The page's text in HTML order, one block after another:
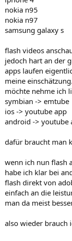
nokia n95
nokia n97
samsung galaxy s
flash videos
jedoch hart an der
apps laufen
meine
möchte nehme ich
symbian -> emtube
ios -> youtube app
android -> youtube
dafür braucht man
wenn ich nun flash
habe ich klar bei
flash direkt von
einfach an die
man da meist
also wieder brauch